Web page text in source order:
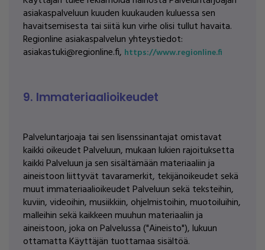
asiakaspalveluun kuuden kuukauden kuluessa sen
havaitsemisesta tai siitä kun virhe olisi tullut havaita.
Regionline asiakaspalvelun yhteystiedot:
asiakastuki@regionline.fi, https://www.regionline.fi
9. Immateriaalioikeudet
Palveluntarjoaja tai sen lisenssinantajat omistavat
kaikki oikeudet Palveluun, mukaan lukien rajoituksetta
kaikki Palveluun ja sen sisältämään materiaaliin ja
aineistoon liittyvät tavaramerkit, tekijänoikeudet sekä
muut immateriaalioikeudet Palveluun sekä teksteihin,
kuviin, videoihin, musiikkiin, ohjelmistoihin, muotoiluihin,
malleihin sekä kaikkeen muuhun materiaaliin ja
aineistoon, joka on Palvelussa ("Aineisto"), lukuun
ottamatta Käyttäjän tuottamaa sisältöä.